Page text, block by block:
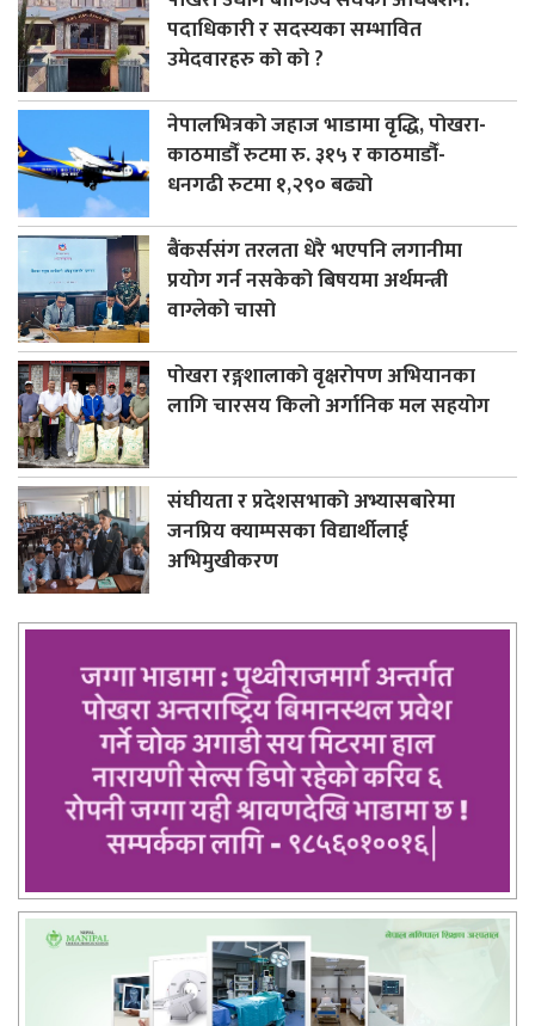
पदाधिकारी र सदस्यका सम्भावित
उमेदवारहरु को को ?
नेपालभित्रको जहाज भाडामा वृद्धि, पोखरा-
काठमाडौँ रुटमा रु. ३१५ र काठमाडौँ-
धनगढी रुटमा १,२९० बढ्यो
बैंकर्ससंग तरलता धेरै भएपनि लगानीमा
प्रयोग गर्न नसकेको बिषयमा अर्थमन्त्री
वाग्लेको चासो
पोखरा रङ्गशालाको वृक्षरोपण अभियानका
लागि चारसय किलो अर्गानिक मल सहयोग
संघीयता र प्रदेशसभाको अभ्यासबारेमा
जनप्रिय क्याम्पसका विद्यार्थीलाई
अभिमुखीकरण